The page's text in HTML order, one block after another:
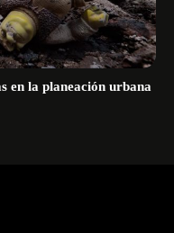
en la planeación urbana